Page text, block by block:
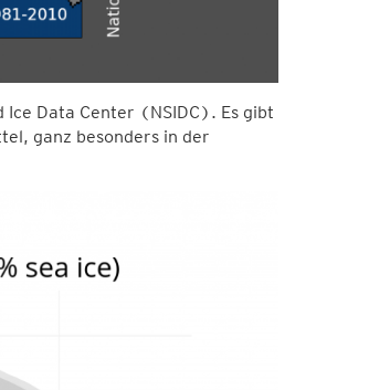
Ice Data Center (NSIDC). Es gibt
ganz besonders in der